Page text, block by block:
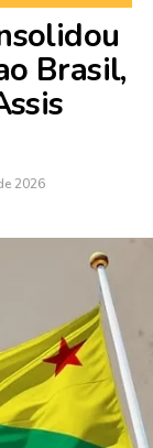
Brasil,
2026